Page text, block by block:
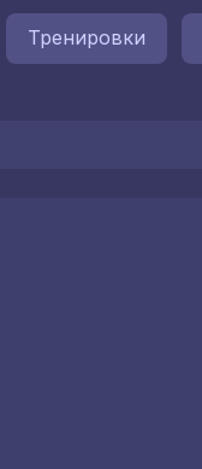
Тренировки